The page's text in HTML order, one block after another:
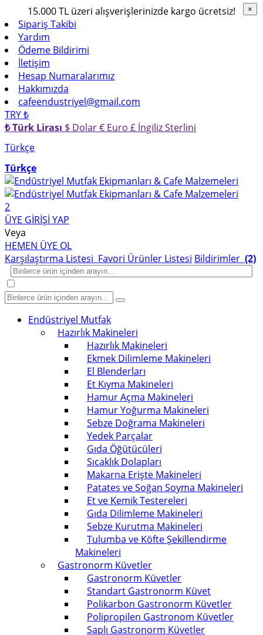
15.000 TL üzeri alışverişlerinizde kargo ücretsiz!
Sipariş Takibi
Yardım
Ödeme Bildirimi
İletişim
Hesap Numaralarımız
Hakkımızda
cafeendustriyel@gmail.com
TRY ₺
₺ Türk Lirası $ Dolar€ Euro £ İngiliz Sterlini
Türkçe
Türkçe
2
ÜYE GİRİŞİ YAP
Veya
HEMEN ÜYE OL
Karşılaştırma Listesi Favori Ürünler Listesi Bildirimler (2)
Endüstriyel Mutfak
Hazırlık Makineleri
Hazırlık Makineleri
Ekmek Dilimleme Makineleri
El Blenderları
Et Kıyma Makineleri
Hamur Açma Makineleri
Hamur Yoğurma Makineleri
Sebze Doğrama Makineleri
Yedek Parçalar
Gıda Öğütücüleri
Sıcaklık Dolapları
Makarna Erişte Makineleri
Patates ve Soğan Soyma Makineleri
Et ve Kemik Testereleri
Gıda Dilimleme Makineleri
Sebze Kurutma Makineleri
Tulumba ve Köfte Şekillendirme
Makineleri
Gastronorm Küvetler
Gastronorm Küvetler
Standart Gastronorm Küvet
Polikarbon Gastronorm Küvetler
Polipropilen Gastronom Küvetler
Saplı Gastronorm Küvetler
×
×